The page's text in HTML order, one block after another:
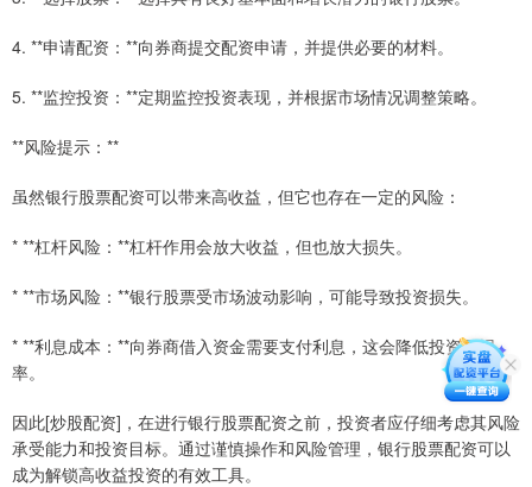
4. **申请配资：**向券商提交配资申请，并提供必要的材料。
5. **监控投资：**定期监控投资表现，并根据市场情况调整策略。
**风险提示：**
虽然银行股票配资可以带来高收益，但它也存在一定的风险：
* **杠杆风险：**杠杆作用会放大收益，但也放大损失。
* **市场风险：**银行股票受市场波动影响，可能导致投资损失。
* **利息成本：**向券商借入资金需要支付利息，这会降低投资回报
率。
因此[炒股配资]，在进行银行股票配资之前，投资者应仔细考虑其风险
承受能力和投资目标。通过谨慎操作和风险管理，银行股票配资可以
成为解锁高收益投资的有效工具。